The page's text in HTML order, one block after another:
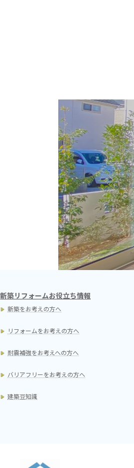
新築リフォームお役立ち情報
新築をお考えの方へ
リフォームをお考えの方へ
耐震補強をお考えへの方へ
バリアフリーをお考えの方へ
建築豆知識